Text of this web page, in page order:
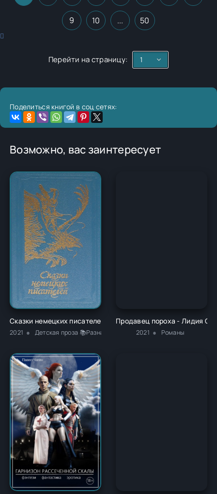
9 10 ... 50
Перейти на страницу:
Поделиться книгой в соц сетях:
Возможно, вас заинтересует
Сказки немецких писателей - Новалис
2021 Детская проза 📚Разная литература
Продавец пороха - Лидия
2021 Романы